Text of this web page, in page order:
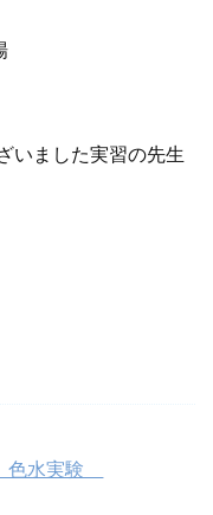
いました実習の先生
水実験